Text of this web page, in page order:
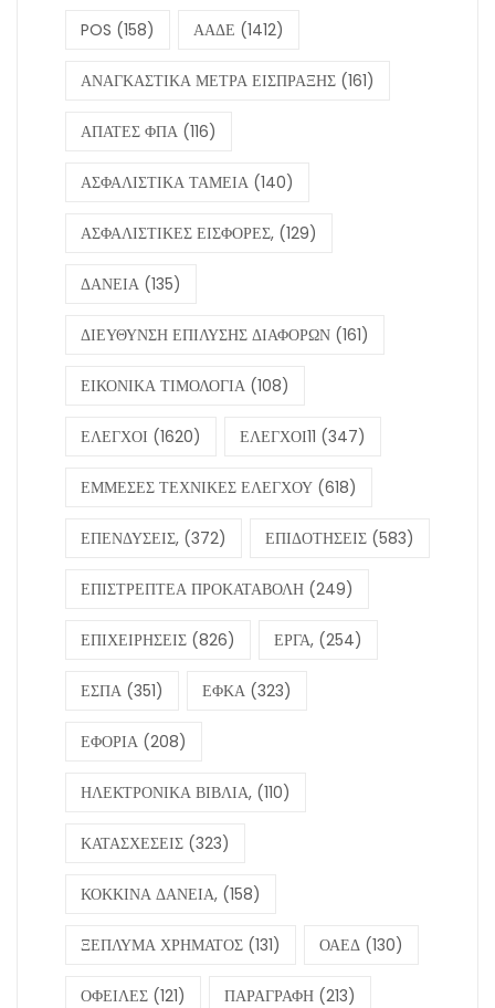
POS (158) ΑΑΔΕ (1412)
ΑΝΑΓΚΑΣΤΙΚΑ ΜΕΤΡΑ ΕΙΣΠΡΑΞΗΣ (161)
ΑΠΑΤΕΣ ΦΠΑ (116)
ΑΣΦΑΛΙΣΤΙΚΑ ΤΑΜΕΙΑ (140)
ΑΣΦΑΛΙΣΤΙΚΕΣ ΕΙΣΦΟΡΕΣ, (129)
ΔΑΝΕΙΑ (135)
ΔΙΕΥΘΥΝΣΗ ΕΠΙΛΥΣΗΣ ΔΙΑΦΟΡΩΝ (161)
ΕΙΚΟΝΙΚΑ ΤΙΜΟΛΟΓΙΑ (108)
ΕΛΕΓΧΟΙ (1620) ΕΛΕΓΧΟΙ11 (347)
ΕΜΜΕΣΕΣ ΤΕΧΝΙΚΕΣ ΕΛΕΓΧΟΥ (618)
ΕΠΕΝΔΥΣΕΙΣ, (372) ΕΠΙΔΟΤΗΣΕΙΣ (583)
ΕΠΙΣΤΡΕΠΤΕΑ ΠΡΟΚΑΤΑΒΟΛΗ (249)
ΕΠΙΧΕΙΡΗΣΕΙΣ (826) ΕΡΓΑ, (254)
ΕΣΠΑ (351) ΕΦΚΑ (323)
ΕΦΟΡΙΑ (208)
ΗΛΕΚΤΡΟΝΙΚΑ ΒΙΒΛΙΑ, (110)
ΚΑΤΑΣΧΕΣΕΙΣ (323)
ΚΟΚΚΙΝΑ ΔΑΝΕΙΑ, (158)
ΞΕΠΛΥΜΑ ΧΡΗΜΑΤΟΣ (131) ΟΑΕΔ (130)
ΟΦΕΙΛΕΣ (121) ΠΑΡΑΓΡΑΦΗ (213)